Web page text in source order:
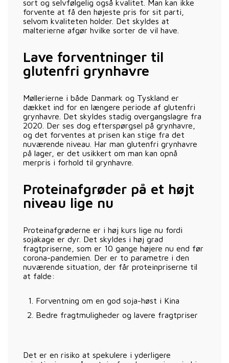
sort og selvfølgelig også kvalitet. Man kan ikke
forvente at få den højeste pris for sit parti,
selvom kvaliteten holder. Det skyldes at
malterierne afgør hvilke sorter de vil have.
Lave forventninger til
glutenfri grynhavre
Møllerierne i både Danmark og Tyskland er
dækket ind for en længere periode af glutenfri
grynhavre. Det skyldes stadig overgangslagre fra
2020. Der ses dog efterspørgsel på grynhavre,
og det forventes at prisen kan stige fra det
nuværende niveau. Har man glutenfri grynhavre
på lager, er det usikkert om man kan opnå
merpris i forhold til grynhavre.
Proteinafgrøder på et højt
niveau lige nu
Proteinafgrøderne er i høj kurs lige nu fordi
sojakage er dyr. Det skyldes i høj grad
fragtpriserne, som er 10 gange højere nu end før
corona-pandemien. Der er to parametre i den
nuværende situation, der får proteinpriserne til
at falde:
Forventning om en god soja-høst i Kina
Bedre fragtmuligheder og lavere fragtpriser
Det er en risiko at spekulere i yderligere